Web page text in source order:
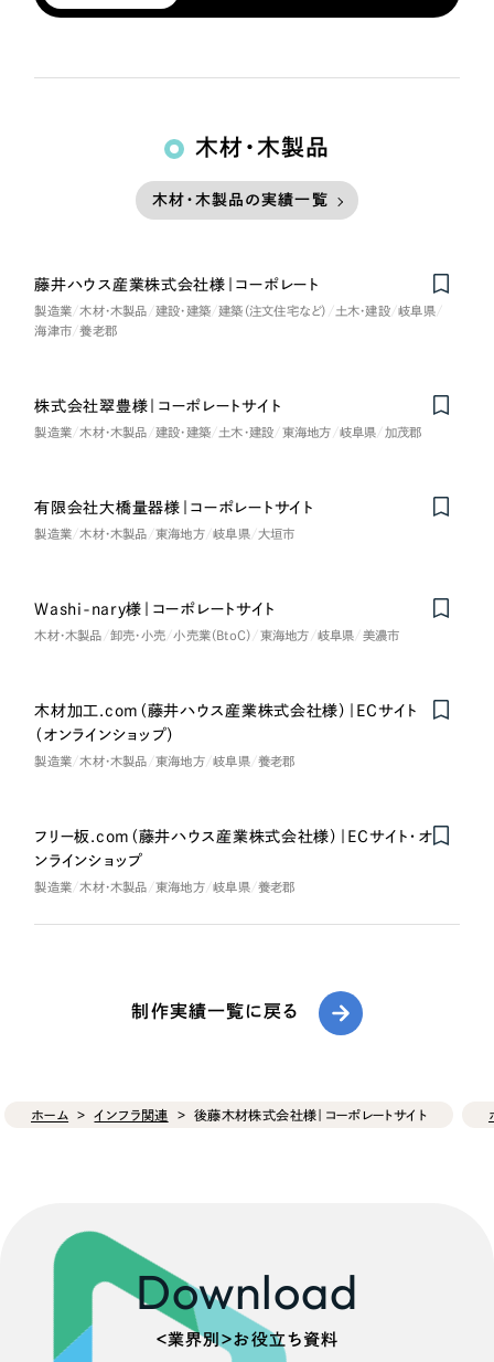
木材・木製品
木材・木製品の実績一覧
藤井ハウス産業株式会社様｜コーポレート
製造業 木材・木製品 建設・建築 建築（注文住宅など） 土木・建設
岐阜県
海津市
養老郡
株式会社翠豊様｜コーポレートサイト
製造業 木材・木製品 建設・建築 土木・建設 東海地方 岐阜県 加茂郡
有限会社大橋量器様｜コーポレートサイト
製造業 木材・木製品 東海地方 岐阜県 大垣市
Washi-nary様｜コーポレートサイト
木材・木製品 卸売・小売 小売業（BtoC） 東海地方 岐阜県 美濃市
木材加工.com（藤井ハウス産業株式会社様）｜ECサイト
（オンラインショップ）
製造業 木材・木製品 東海地方 岐阜県 養老郡
フリー板.com（藤井ハウス産業株式会社様）｜ECサイト・オ
ンラインショップ
製造業 木材・木製品 東海地方 岐阜県 養老郡
制作実績一覧に戻る
ホーム インフラ関連 後藤木材株式会社様｜コーポレートサイト
Download
＜業界別＞お役立ち資料